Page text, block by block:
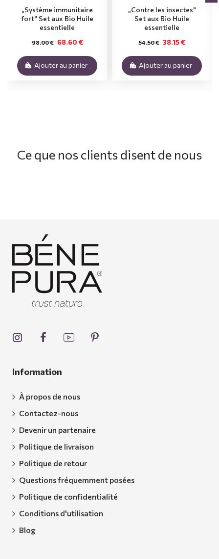
„Système immunitaire
fort" Set aux Bio Huile
essentielle
68.60 €
98.00 €
Ajouter au panier
„Contre les insectes"
Set aux Bio Huile
essentielle
38.15 €
54.50 €
Ajouter au panier
Ce que nos clients disent de nous
Information
À propos de nous
Contactez-nous
Devenir un partenaire
Politique de livraison
Politique de retour
Questions fréquemment posées
Politique de confidentialité
Conditions d'utilisation
Blog